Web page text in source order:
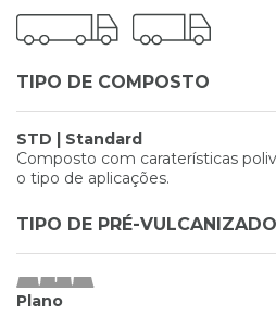
TIPO DE COMPOSTO
STD | Standard
Composto com caraterísticas
o tipo de aplicações.
TIPO DE PRÉ-VULCANIZADO
Plano